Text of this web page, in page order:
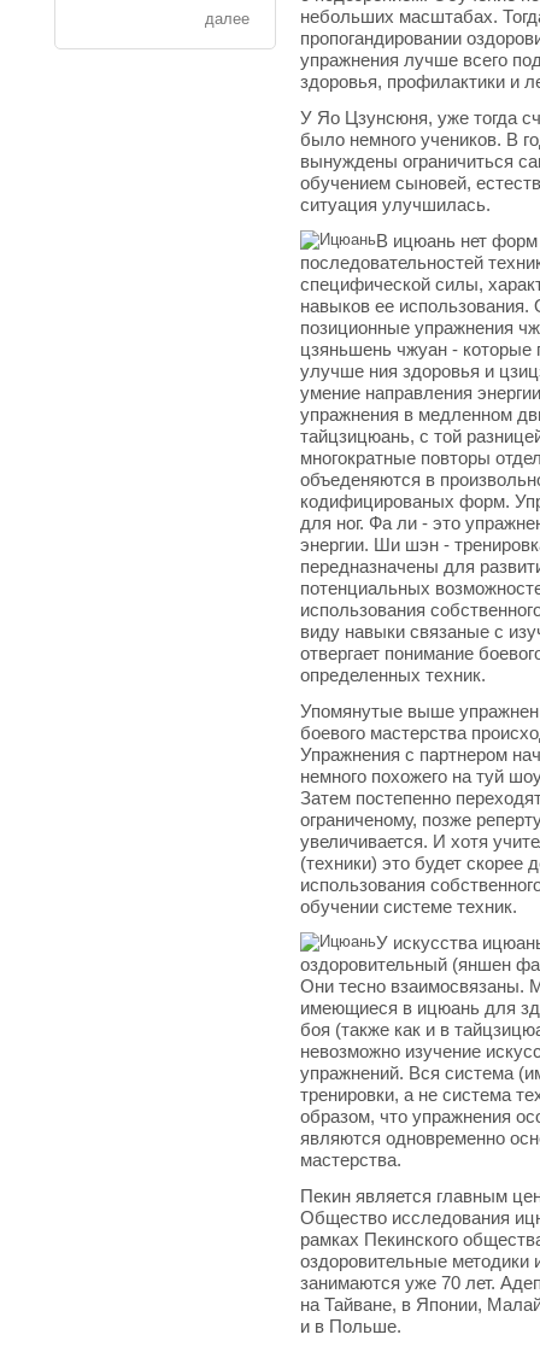
небольших масштабах.
пропогандировании
упражнения лучше всего
здоровья, профилактики и
У Яо Цзунсюня, уже тогда
было немного учеников. В
вынуждены ограничиться
обучением сыновей,
ситуация улучшилась.
В ицюань нет форм
последовательностей
специфической силы,
навыков ее использования.
позиционные упражнения
цзяньшень чжуан -
улучше ния здоровья и
умение направления
упражнения в медленном
тайцзицюань, с той
многократные повторы
объеденяются в
кодифицированых форм.
для ног. Фа ли - это
энергии. Ши шэн -
передназначены для
потенциальных
использования
виду навыки связаные с
отвергает понимание
определенных техник.
Упомянутые выше
боевого мастерства
Упражнения с партнером
немного похожего на туй
Затем постепенно
ограниченому, позже
увеличивается. И хотя
(техники) это будет скорее
использования
обучении системе техник.
У искусства
оздоровительный (яншен
Они тесно взаимосвязаны.
имеющиеся в ицюань для
боя (также как и в
невозможно изучение
упражнений. Вся система
тренировки, а не система
образом, что упражнения
являются одновременно
мастерства.
Пекин является главным
Общество исследования
рамках Пекинского
оздоровительные методики
занимаются уже 70 лет.
на Тайване, в Японии,
и в Польше.
далее